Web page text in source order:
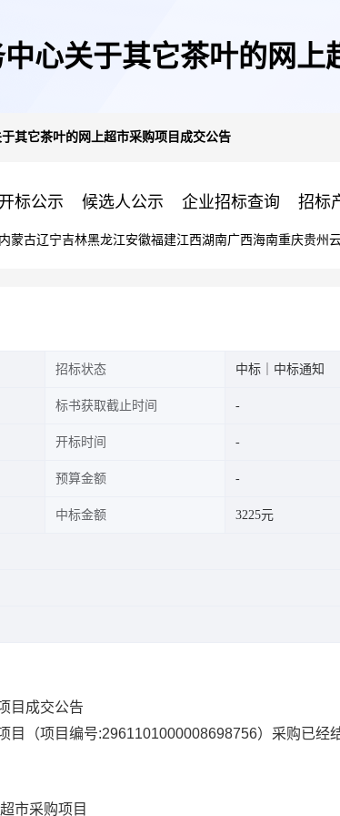
心关于其它茶叶的网上
其它茶叶的网上超市采购项目成交公告
开标公示 候选人公示 企业招标查询 招标
内蒙古辽宁吉林黑龙江安徽福建江西湖南广西海南重庆贵州
招标状态 中标｜中标通知
标书获取截止时间
开标时间
预算金额
中标金额 3225元
目成交公告
目
（项目编号:2961101000008698756）采购已经
市采购项目